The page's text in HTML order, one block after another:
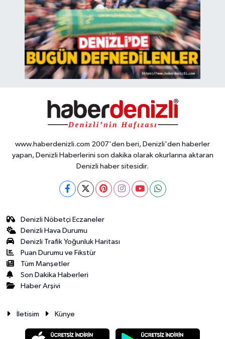
www.haberdenizli.com 2007'den beri, Denizli'den haberler
yapan, Denizli Haberlerini son dakika olarak okurlarına aktaran
Denizli haber sitesidir.
Denizli Nöbetçi Eczaneler
Denizli Hava Durumu
Denizli Trafik Yoğunluk Haritası
Puan Durumu ve Fikstür
Tüm Manşetler
Son Dakika Haberleri
Haber Arşivi
İletisim Künye